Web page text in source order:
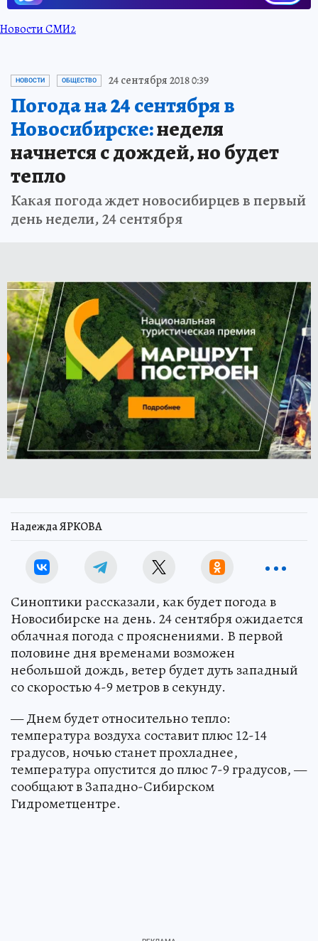
Новости СМИ2
НОВОСТИ ОБЩЕСТВО 24 сентября 2018 0:39
Погода на 24 сентября в
Новосибирске:неделя
начнется с дождей, но будет
тепло
Какая погода ждет новосибирцев в первый
день недели, 24 сентября
Надежда ЯРКОВА
Синоптики рассказали, как будет погода в
Новосибирске на день. 24 сентября ожидается
облачная погода с прояснениями. В первой
половине дня временами возможен
небольшой дождь, ветер будет дуть западный
со скоростью 4-9 метров в секунду.
— Днем будет относительно тепло:
температура воздуха составит плюс 12-14
градусов, ночью станет прохладнее,
температура опустится до плюс 7-9 градусов, —
сообщают в Западно-Сибирском
Гидрометцентре.